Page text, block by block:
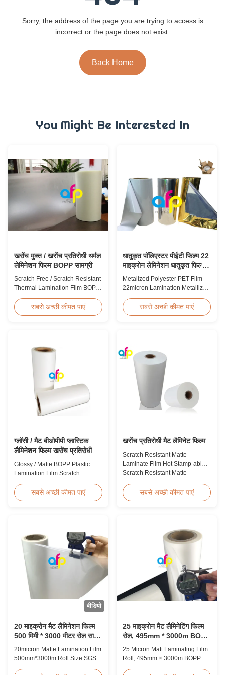
Sorry, the address of the page you are trying to access is
incorrect or the page does not exist.
Back Home
You Might Be Interested In
खरोंच मुक्त / खरोंच प्रतिरोधी थर्मल
लेमिनेशन फिल्म BOPP सामग्री
Scratch Free / Scratch Resistant
Thermal Lamination Film BOPP
scratch thermal lamination film
(also known as scratch free
film features scratch resistant
coating on one ...
सबसे अच्छी कीमत पाएं
धातुकृत पॉलिएस्टर पीईटी फिल्म 22
माइक्रोन लेमिनेशन धातुकृत फिल्म
रोल
Metalized Polyester PET Film
22micron Lamination Metallized
Screen/Offset/Gravure/Intaglio
Printing Supported Metalized
film is suitable for various
printing types including offset
printing, screen ...
सबसे अच्छी कीमत पाएं
ग्लॉसी / मैट बीओपीपी प्लास्टिक
लैमिनेशन फिल्म खरोंच प्रतिरोधी
Glossy / Matte BOPP Plastic
Lamination Film Scratch
Plastic Lamination Film Scratch
Resistant Film Product
1000mm Thickness 24micron -
32micron Roll Length 300m -
4000m Core Size 1 inch ...
सबसे अच्छी कीमत पाएं
खरोंच प्रतिरोधी मैट लैमिनेट फिल्म
Scratch Resistant Matte
Laminate Film Hot Stamp-able
Scratch Resistant Matte
and Cardboard Scratch resistant
matte laminate film is one of the
available for both wet and
सबसे अच्छी कीमत पाएं
वीडियो
20 माइक्रोन मैट लैमिनेशन फिल्म
500 मिमी * 3000 मीटर रोल साइज
एसजीएस प्रमाणन
20micron Matte Lamination Film
500mm*3000m Roll Size SGS
25 माइक्रोन मैट लैमिनेटिंग फिल्म
रोल, 495mm * 3000m BOPP
लैमिनेटिंग फिल्म्स
25 Micron Matt Laminating Film
Roll, 495mm × 3000m BOPP